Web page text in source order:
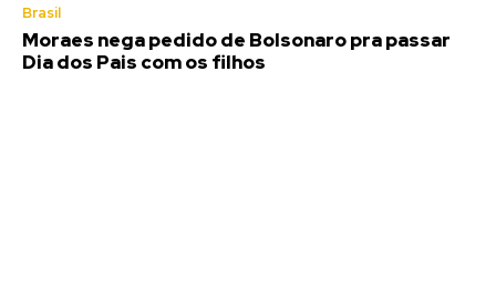
Brasil
Moraes nega pedido de Bolsonaro pra passar
Dia dos Pais com os filhos